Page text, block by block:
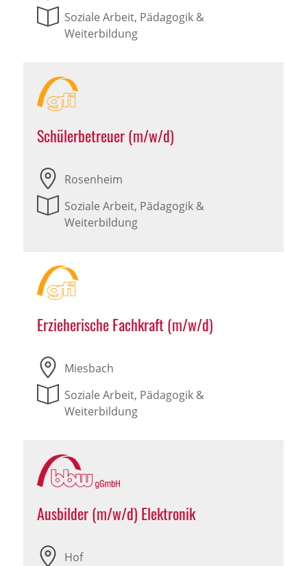
Soziale Arbeit, Pädagogik &
Weiterbildung
Schülerbetreuer (m/w/d)
Rosenheim
Soziale Arbeit, Pädagogik &
Weiterbildung
Erzieherische Fachkraft (m/w/d)
Miesbach
Soziale Arbeit, Pädagogik &
Weiterbildung
Ausbilder (m/w/d) Elektronik
Hof